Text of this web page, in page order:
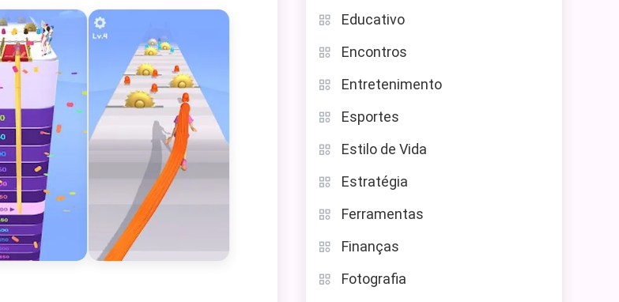
Educativo
Encontros
Entretenimento
Esportes
Estilo de Vida
Estratégia
Ferramentas
Finanças
Fotografia